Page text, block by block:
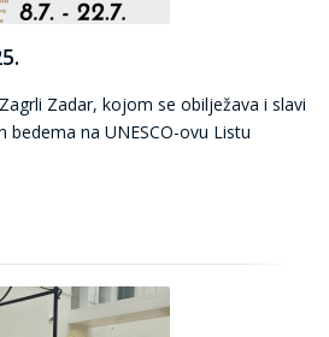
Zadar, kojom se obilježava i slavi
bedema na UNESCO-ovu Listu